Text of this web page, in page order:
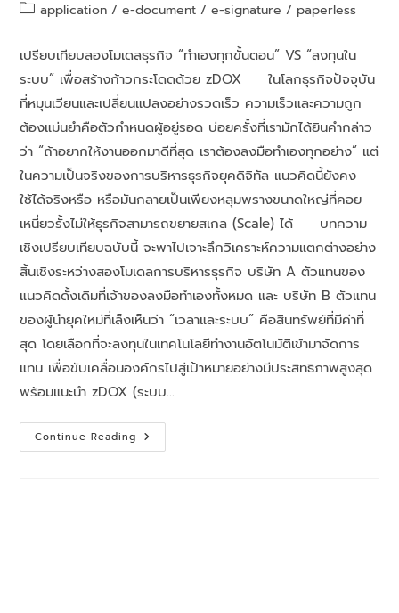
application / e-document / e-signature / paperless
เปรียบเทียบสองโมเดลธุรกิจ “ทำเองทุกขั้นตอน” VS “ลงทุนใน
ระบบ” เพื่อสร้างก้าวกระโดดด้วย zDOX ในโลกธุรกิจปัจจุบัน
ที่หมุนเวียนและเปลี่ยนแปลงอย่างรวดเร็ว ความเร็วและความถูก
ต้องแม่นยำคือตัวกำหนดผู้อยู่รอด บ่อยครั้งที่เรามักได้ยินคำกล่าว
ว่า “ถ้าอยากให้งานออกมาดีที่สุด เราต้องลงมือทำเองทุกอย่าง” แต่
ในความเป็นจริงของการบริหารธุรกิจยุคดิจิทัล แนวคิดนี้ยังคง
ใช้ได้จริงหรือ หรือมันกลายเป็นเพียงหลุมพรางขนาดใหญ่ที่คอย
เหนี่ยวรั้งไม่ให้ธุรกิจสามารถขยายสเกล (Scale) ได้ บทความ
เชิงเปรียบเทียบฉบับนี้ จะพาไปเจาะลึกวิเคราะห์ความแตกต่างอย่าง
สิ้นเชิงระหว่างสองโมเดลการบริหารธุรกิจ บริษัท A ตัวแทนของ
แนวคิดดั้งเดิมที่เจ้าของลงมือทำเองทั้งหมด และ บริษัท B ตัวแทน
ของผู้นำยุคใหม่ที่เล็งเห็นว่า “เวลาและระบบ” คือสินทรัพย์ที่มีค่าที่
สุด โดยเลือกที่จะลงทุนในเทคโนโลยีทำงานอัตโนมัติเข้ามาจัดการ
แทน เพื่อขับเคลื่อนองค์กรไปสู่เป้าหมายอย่างมีประสิทธิภาพสูงสุด
พร้อมแนะนำ zDOX (ระบบ…
Continue Reading